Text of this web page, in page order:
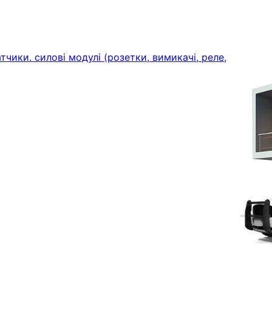
силові модулі (розетки, вимикачі, реле,